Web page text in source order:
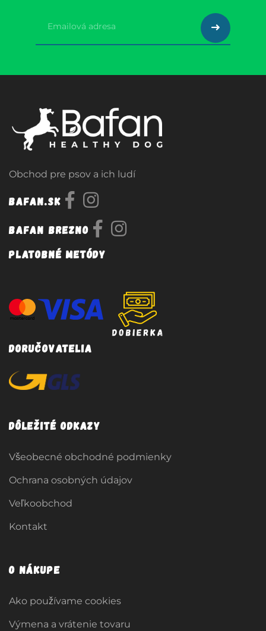
Obchod pre psov a ich ludí
Bafan.sk
Bafan Brezno
Platobné metódy
Doručovatelia
Dôležité odkazy
Všeobecné obchodné podmienky
Ochrana osobných údajov
Veľkoobchod
Kontakt
O nákupe
Ako používame cookies
Výmena a vrátenie tovaru